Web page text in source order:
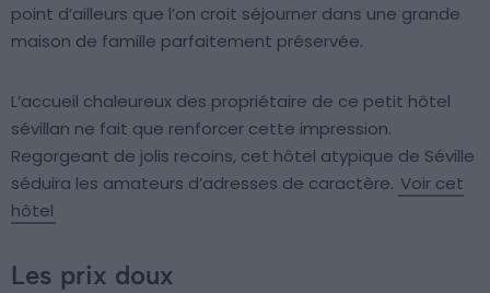
point d’ailleurs que l’on croit séjourner dans une grande
maison de famille parfaitement préservée.
L’accueil chaleureux des propriétaire de ce petit hôtel
sévillan ne fait que renforcer cette impression.
Regorgeant de jolis recoins, cet hôtel atypique de Séville
séduira les amateurs d’adresses de caractère. Voir cet
hôtel
Les prix doux